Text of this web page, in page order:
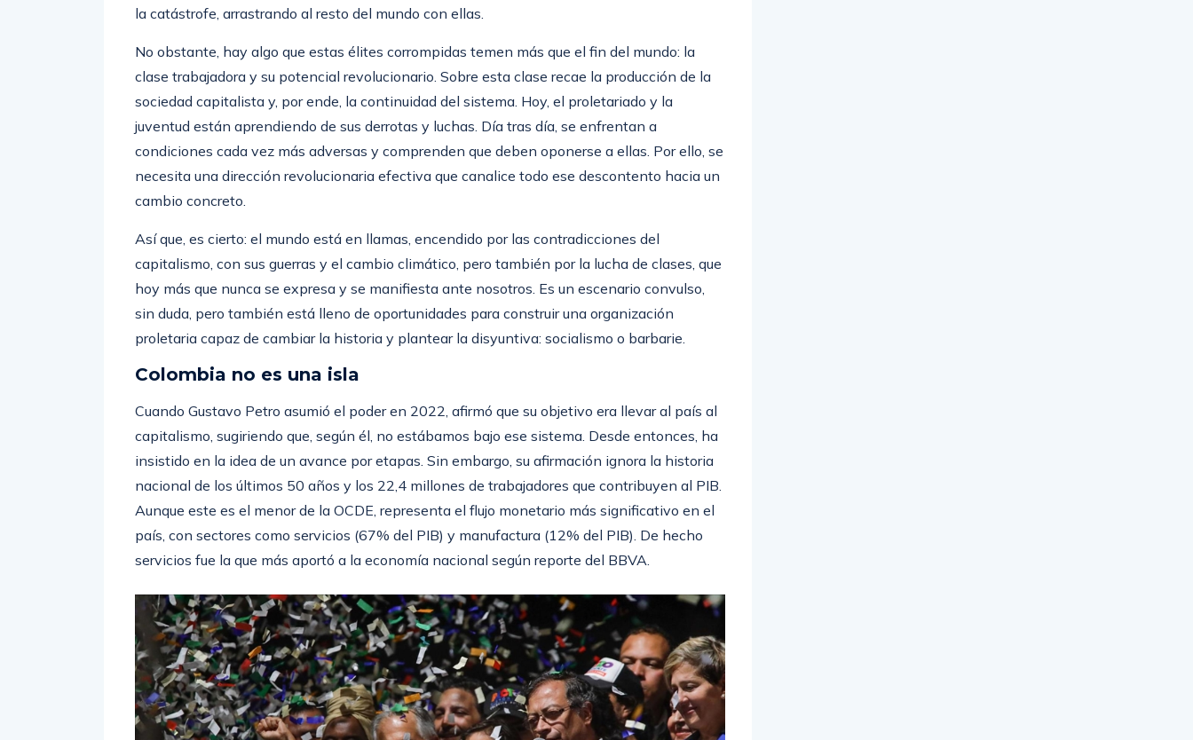
la catástrofe, arrastrando al resto del mundo con ellas.
No obstante, hay algo que estas élites corrompidas temen más que el fin del mundo: la
clase trabajadora y su potencial revolucionario. Sobre esta clase recae la producción de la
sociedad capitalista y, por ende, la continuidad del sistema. Hoy, el proletariado y la
juventud están aprendiendo de sus derrotas y luchas. Día tras día, se enfrentan a
condiciones cada vez más adversas y comprenden que deben oponerse a ellas. Por ello, se
necesita una dirección revolucionaria efectiva que canalice todo ese descontento hacia un
cambio concreto.
Así que, es cierto: el mundo está en llamas, encendido por las contradicciones del
capitalismo, con sus guerras y el cambio climático, pero también por la lucha de clases, que
hoy más que nunca se expresa y se manifiesta ante nosotros. Es un escenario convulso,
sin duda, pero también está lleno de oportunidades para construir una organización
proletaria capaz de cambiar la historia y plantear la disyuntiva: socialismo o barbarie.
Colombia no es una isla
Cuando Gustavo Petro asumió el poder en 2022, afirmó que su objetivo era llevar al país al
capitalismo, sugiriendo que, según él, no estábamos bajo ese sistema. Desde entonces, ha
insistido en la idea de un avance por etapas. Sin embargo, su afirmación ignora la historia
nacional de los últimos 50 años y los 22,4 millones de trabajadores que contribuyen al PIB.
Aunque este es el menor de la OCDE, representa el flujo monetario más significativo en el
país, con sectores como servicios (67% del PIB) y manufactura (12% del PIB). De hecho
servicios fue la que más aportó a la economía nacional según reporte del BBVA.